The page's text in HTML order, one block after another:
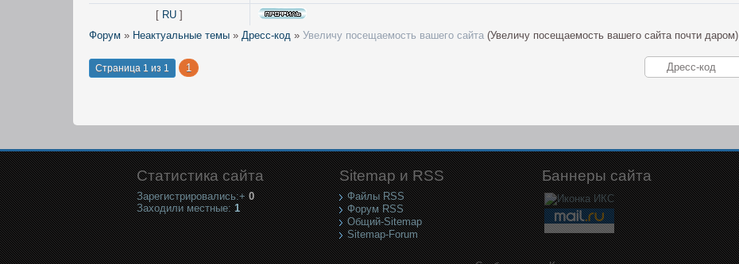
[ RU ]
Форум » Неактуальные темы » Дресс-код » Увеличу посещаемость вашего сайта (Увеличу посещаемость вашего сайта почти даром)
Страница 1 из 1 1
Статистика сайта
Зарегистрировались:+ 0
Заходили местные: 1
Sitemap и RSS
Файлы RSS
Форум RSS
Общий-Sitemap
Sitemap-Forum
Баннеры сайта